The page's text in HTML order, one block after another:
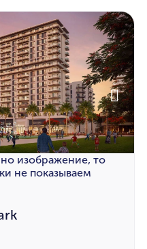
изображение, то
не показываем